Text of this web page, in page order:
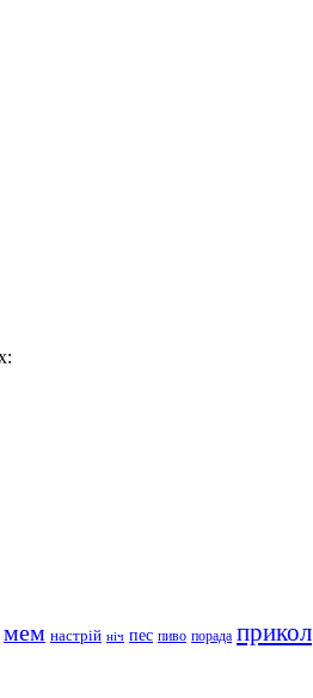
мем настрій ніч пес пиво порада прикол